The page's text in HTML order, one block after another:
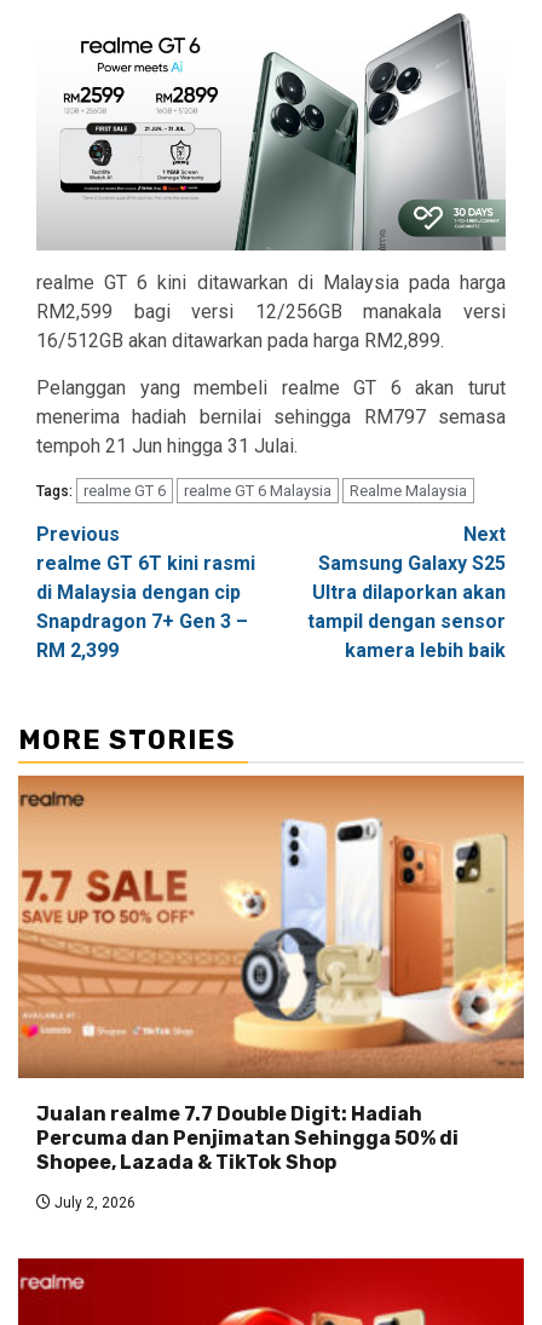
realme GT 6 kini ditawarkan di Malaysia pada harga
RM2,599 bagi versi 12/256GB manakala versi
16/512GB akan ditawarkan pada harga RM2,899.
Pelanggan yang membeli realme GT 6 akan turut
menerima hadiah bernilai sehingga RM797 semasa
tempoh 21 Jun hingga 31 Julai.
Tags: realme GT 6 realme GT 6 Malaysia Realme Malaysia
Post
navigation
Previous
realme GT 6T kini rasmi
di Malaysia dengan cip
Snapdragon 7+ Gen 3 –
RM 2,399
Next
Samsung Galaxy S25
Ultra dilaporkan akan
tampil dengan sensor
kamera lebih baik
MORE STORIES
Jualan realme 7.7 Double Digit: Hadiah
Percuma dan Penjimatan Sehingga 50% di
Shopee, Lazada & TikTok Shop
July 2, 2026